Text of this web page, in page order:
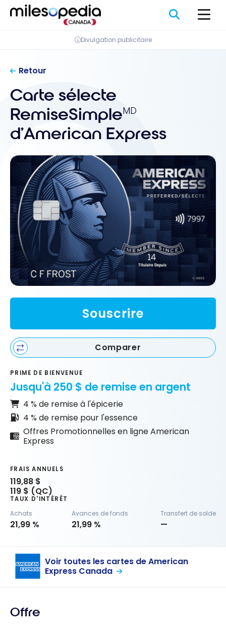
Panneau de gestion des cookies
Passer
Divulgation publicitaire
Retour
Carte sélecte
RemiseSimpleMD
d’American Express
Souscrire
Comparer
PRIME DE BIENVENUE
Jusqu'à 250 $ de remise en argent
4 % de remise à l'épicerie
4 % de remise pour l'essence
Offres Promotionnelles en ligne American
Express
FRAIS ANNUELS
119,88 $
119 $ (QC)
TAUX D'INTÉRÊT
Achats
21,99 %
Avances de fonds
21,99 %
Transfert de solde
—
Voir toutes les cartes de American
Express Canada
Offre